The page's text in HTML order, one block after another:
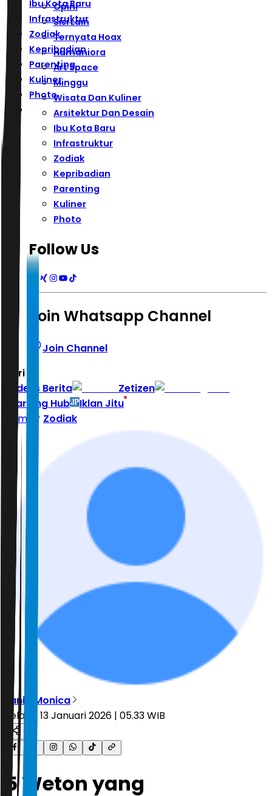
Ibu Kota Baru
Infrastruktur
Zodiak
Kepribadian
Parenting
Kuliner
Photo
Opini
Sisi Lain
Ternyata Hoax
Humaniora
Art Space
Minggu
Wisata Dan Kuliner
Arsitektur Dan Desain
Ibu Kota Baru
Infrastruktur
Zodiak
Kepribadian
Parenting
Kuliner
Photo
Follow Us
Join Whatsapp Channel
Join Channel
Hari ini
Indeks Berita
Zetizen
Learning Hub
Iklan Jitu
Home
Zodiak
Lania Monica
Selasa, 13 Januari 2026 | 05.33 WIB
5 Weton yang